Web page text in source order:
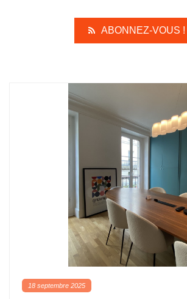
ABONNEZ-VOUS !
18 septembre 2025